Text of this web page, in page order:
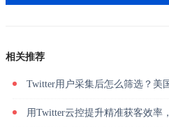
相关推荐
Twitter用户采集后怎么筛选？美国
用Twitter云控提升精准获客效率，